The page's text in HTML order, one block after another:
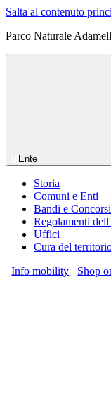
Salta al contenuto
Parco Naturale
Ente
Storia
Comuni e Enti
Bandi e Concorsi
Regolamenti
Uffici
Cura del
Info mobility
Shop